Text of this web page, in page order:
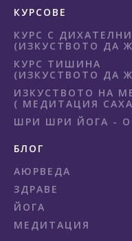
КУРСОВЕ
КУРС С
(ИЗКУСТВОТО ДА
КУРС ТИШИНА
(ИЗКУСТВОТО ДА
ИЗКУСТВОТО НА
( МЕДИТАЦИЯ
ШРИ ШРИ ЙОГА -
БЛОГ
АЮРВЕДА
ЗДРАВЕ
ЙОГА
МЕДИТАЦИЯ